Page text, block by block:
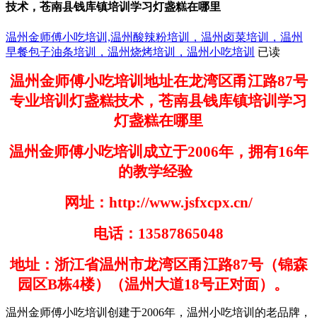
技术，苍南县钱库镇培训学习灯盏糕在哪里
温州金师傅小吃培训,温州酸辣粉培训，温州卤菜培训，温州
早餐包子油条培训，温州烧烤培训，温州小吃培训 已读
温州金师傅小吃培训地址在龙湾区甬江路87号
专业培训灯盏糕技术，苍南县钱库镇培训学习
灯盏糕在哪里
温州金师傅小吃培训成立于2006年，拥有16年
的教学经验
网址： http://www.jsfxcpx.cn/
电话： 13587865048
地址：浙江省温州市龙湾区甬江路87号（锦森
园区B栋4楼）（温州大道18号正对面）。
温州金师傅小吃培训创建于2006年，温州小吃培训的老品牌，